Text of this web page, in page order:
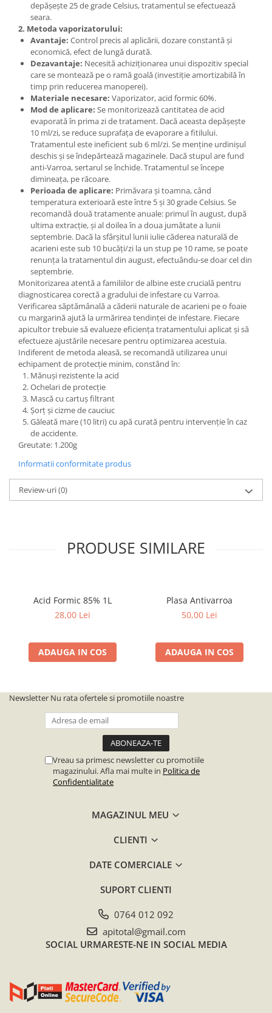
depășește 25 de grade Celsius, tratamentul se efectuează
seara.
2. Metoda vaporizatorului:
Avantaje: Control precis al aplicării, dozare constantă și
economică, efect de lungă durată.
Dezavantaje: Necesită achiziționarea unui dispozitiv special
care se montează pe o ramă goală (investiție amortizabilă în
timp prin reducerea manoperei).
Materiale necesare: Vaporizator, acid formic 60%.
Mod de aplicare: Se monitorizează cantitatea de acid
evaporată în prima zi de tratament. Dacă aceasta depășește
10 ml/zi, se reduce suprafața de evaporare a fitilului.
Tratamentul este ineficient sub 6 ml/zi. Se menține urdinișul
deschis și se îndepărtează magazinele. Dacă stupul are fund
anti-Varroa, sertarul se închide. Tratamentul se începe
dimineața, pe răcoare.
Perioada de aplicare: Primăvara și toamna, când
temperatura exterioară este între 5 și 30 grade Celsius. Se
recomandă două tratamente anuale: primul în august, după
ultima extracție, și al doilea în a doua jumătate a lunii
septembrie. Dacă la sfârșitul lunii iulie căderea naturală de
acarieni este sub 10 bucăți/zi la un stup pe 10 rame, se poate
renunța la tratamentul din august, efectuându-se doar cel din
septembrie.
Monitorizarea atentă a familiilor de albine este crucială pentru
diagnosticarea corectă a gradului de infestare cu Varroa.
Verificarea săptămânală a căderii naturale de acarieni pe o foaie
cu margarină ajută la urmărirea tendinței de infestare. Fiecare
apicultor trebuie să evalueze eficiența tratamentului aplicat și să
efectueze ajustările necesare pentru optimizarea acestuia.
Indiferent de metoda aleasă, se recomandă utilizarea unui
echipament de protecție minim, constând în:
Mănuși rezistente la acid
Ochelari de protecție
Mască cu cartuș filtrant
Șorț și cizme de cauciuc
Găleată mare (10 litri) cu apă curată pentru intervenție în caz
de accidente.
Greutate: 1.200g
Informatii conformitate produs
Review-uri(0)
PRODUSE SIMILARE
Acid Formic 85% 1L
28,00 Lei
ADAUGA IN COS
Plasa Antivarroa
50,00 Lei
ADAUGA IN COS
Newsletter Nu rata ofertele si promotiile noastre
Vreau sa primesc newsletter cu promotiile
magazinului. Afla mai multe in Politica de
Confidentialitate
MAGAZINUL MEU
CLIENTI
DATE COMERCIALE
SUPORT CLIENTI
0764 012 092
apitotal@gmail.com
SOCIAL URMARESTE-NE IN SOCIAL MEDIA